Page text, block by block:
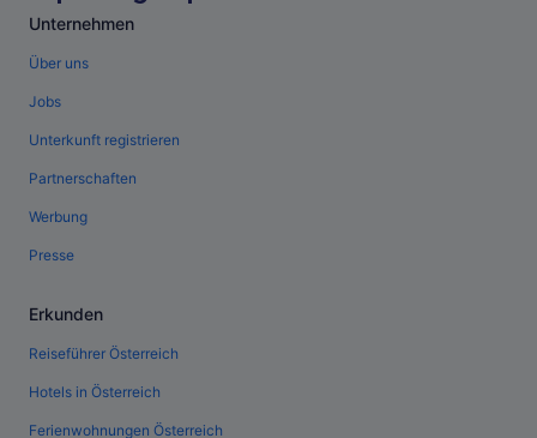
Unternehmen
Über uns
Jobs
Unterkunft registrieren
Partnerschaften
Werbung
Presse
Erkunden
Reiseführer Österreich
Hotels in Österreich
Ferienwohnungen Österreich